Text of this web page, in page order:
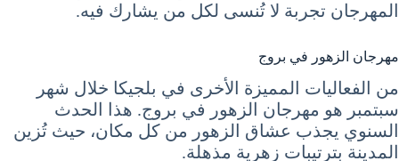
المهرجان تجربة لا تُنسى لكل من يشارك فيه.
مهرجان الزهور في بروج
من الفعاليات المميزة الأخرى في بلجيكا خلال شهر
سبتمبر هو مهرجان الزهور في بروج. هذا الحدث
السنوي يجذب عشاق الزهور من كل مكان، حيث تُزين
المدينة بترتيبات زهرية مذهلة.